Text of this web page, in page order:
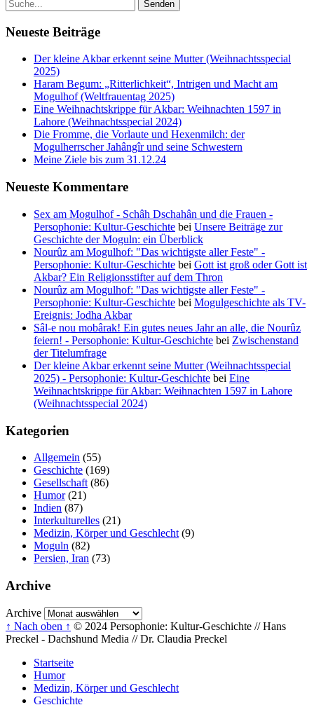
Neueste Beiträge
Der kleine Akbar erkennt seine Mutter (Weihnachtsspecial
2025)
Haram Begum: „Ritterlichkeit“, Intrigen und Macht am
Mogulhof (Weltfrauentag 2025)
Eine Weihnachtskrippe für Akbar: Weihnachten 1597 in
Lahore (Weihnachtsspecial 2024)
Die Fromme, die Vorlaute und Hexenmilch: der
Mogulherrscher Jahângîr und seine Schwestern
Meine Ziele bis zum 31.12.24
Neueste Kommentare
Sex am Mogulhof - Schâh Dschahân und die Frauen -
Persophonie: Kultur-Geschichte bei Unsere Beiträge zur
Geschichte der Moguln: ein Überblick
Nourûz am Mogulhof: "Das wichtigste aller Feste" -
Persophonie: Kultur-Geschichte bei Gott ist groß oder Gott ist
Akbar? Ein Religionsstifter auf dem Thron
Nourûz am Mogulhof: "Das wichtigste aller Feste" -
Persophonie: Kultur-Geschichte bei Mogulgeschichte als TV-
Ereignis: Jodha Akbar
Sâl-e nou mobârak! Ein gutes neues Jahr an alle, die Nourûz
feiern! - Persophonie: Kultur-Geschichte bei Zwischenstand
der Titelumfrage
Der kleine Akbar erkennt seine Mutter (Weihnachtsspecial
2025) - Persophonie: Kultur-Geschichte bei Eine
Weihnachtskrippe für Akbar: Weihnachten 1597 in Lahore
(Weihnachtsspecial 2024)
Kategorien
Allgemein (55)
Geschichte (169)
Gesellschaft (86)
Humor(21)
Indien (87)
Interkulturelles (21)
Medizin, Körper und Geschlecht (9)
Moguln (82)
Persien, Iran (73)
Archive
Archive
↑ Nach oben ↑ © 2024 Persophonie: Kultur-Geschichte // Hans
Preckel - Dachshund Media // Dr. Claudia Preckel
Startseite
Humor
Medizin, Körper und Geschlecht
Geschichte